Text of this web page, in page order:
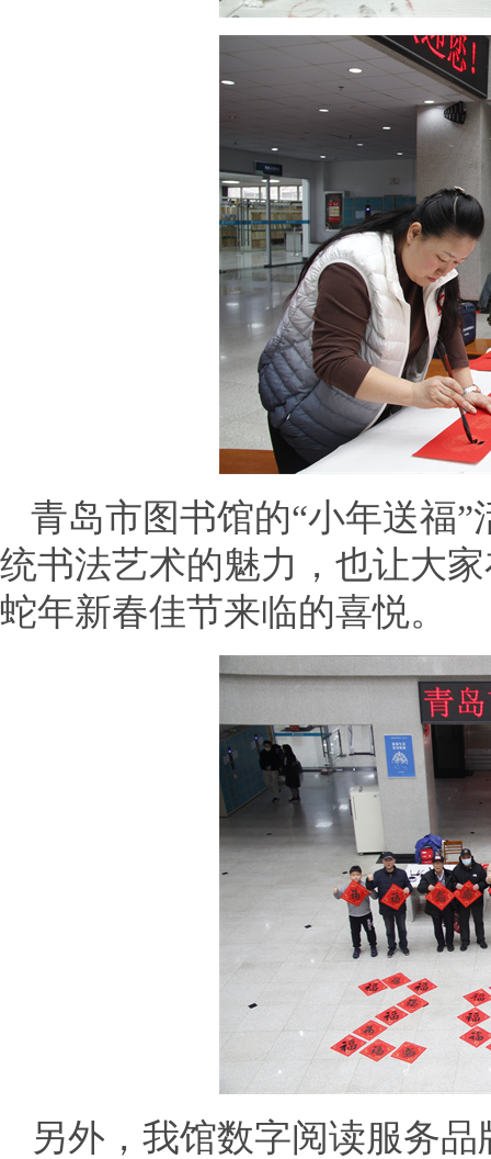
青岛市图书馆的“小年送福
统书法艺术的魅力，也让大
蛇年新春佳节来临的喜悦。
另外，我馆数字阅读服务